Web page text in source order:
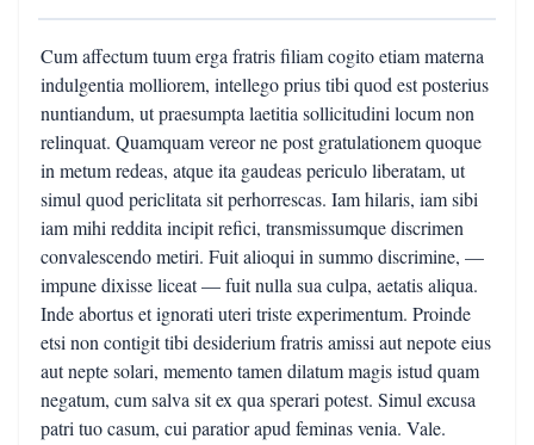
Cum affectum tuum erga fratris filiam cogito etiam materna
indulgentia molliorem, intellego prius tibi quod est posterius
nuntiandum, ut praesumpta laetitia sollicitudini locum non
relinquat. Quamquam vereor ne post gratulationem quoque
in metum redeas, atque ita gaudeas periculo liberatam, ut
simul quod periclitata sit perhorrescas. Iam hilaris, iam sibi
iam mihi reddita incipit refici, transmissumque discrimen
convalescendo metiri. Fuit alioqui in summo discrimine, —
impune dixisse liceat — fuit nulla sua culpa, aetatis aliqua.
Inde abortus et ignorati uteri triste experimentum. Proinde
etsi non contigit tibi desiderium fratris amissi aut nepote eius
aut nepte solari, memento tamen dilatum magis istud quam
negatum, cum salva sit ex qua sperari potest. Simul excusa
patri tuo casum, cui paratior apud feminas venia. Vale.